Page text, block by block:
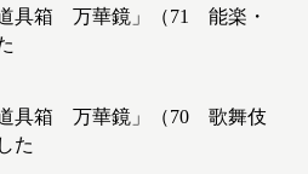
具箱 万華鏡」（71 能楽・
具箱 万華鏡」（70 歌舞伎
た